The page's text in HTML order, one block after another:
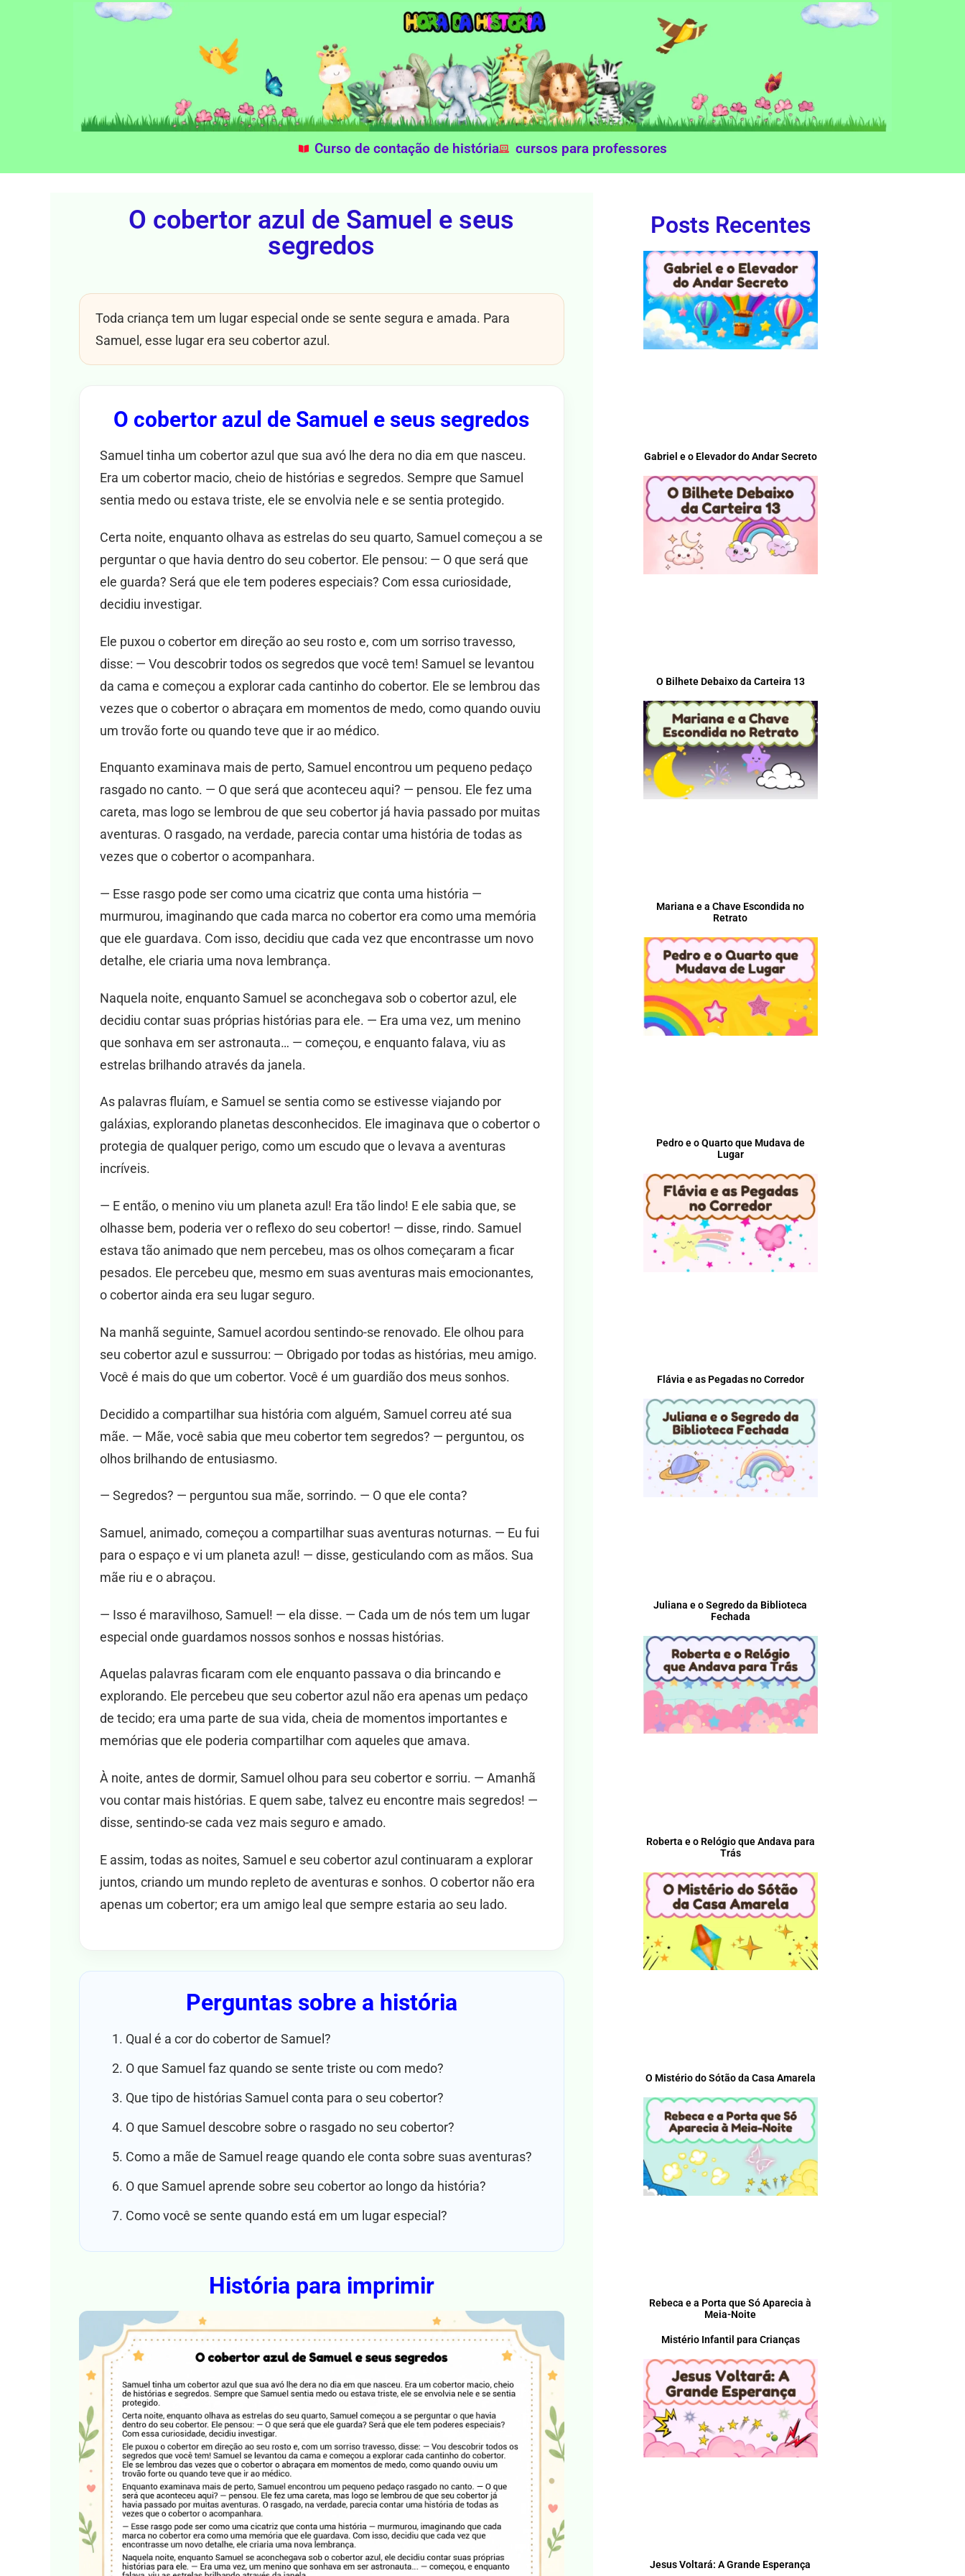
Curso de contação de história cursos para professores
O cobertor azul de Samuel e seus
segredos
Toda criança tem um lugar especial onde se sente segura e amada. Para
Samuel, esse lugar era seu cobertor azul.
O cobertor azul de Samuel e seus segredos
Samuel tinha um cobertor azul que sua avó lhe dera no dia em que nasceu.
Era um cobertor macio, cheio de histórias e segredos. Sempre que Samuel
sentia medo ou estava triste, ele se envolvia nele e se sentia protegido.
Certa noite, enquanto olhava as estrelas do seu quarto, Samuel começou a se
perguntar o que havia dentro do seu cobertor. Ele pensou: — O que será que
ele guarda? Será que ele tem poderes especiais? Com essa curiosidade,
decidiu investigar.
Ele puxou o cobertor em direção ao seu rosto e, com um sorriso travesso,
disse: — Vou descobrir todos os segredos que você tem! Samuel se levantou
da cama e começou a explorar cada cantinho do cobertor. Ele se lembrou das
vezes que o cobertor o abraçara em momentos de medo, como quando ouviu
um trovão forte ou quando teve que ir ao médico.
Enquanto examinava mais de perto, Samuel encontrou um pequeno pedaço
rasgado no canto. — O que será que aconteceu aqui? — pensou. Ele fez uma
careta, mas logo se lembrou de que seu cobertor já havia passado por muitas
aventuras. O rasgado, na verdade, parecia contar uma história de todas as
vezes que o cobertor o acompanhara.
— Esse rasgo pode ser como uma cicatriz que conta uma história —
murmurou, imaginando que cada marca no cobertor era como uma memória
que ele guardava. Com isso, decidiu que cada vez que encontrasse um novo
detalhe, ele criaria uma nova lembrança.
Naquela noite, enquanto Samuel se aconchegava sob o cobertor azul, ele
decidiu contar suas próprias histórias para ele. — Era uma vez, um menino
que sonhava em ser astronauta… — começou, e enquanto falava, viu as
estrelas brilhando através da janela.
As palavras fluíam, e Samuel se sentia como se estivesse viajando por
galáxias, explorando planetas desconhecidos. Ele imaginava que o cobertor o
protegia de qualquer perigo, como um escudo que o levava a aventuras
incríveis.
— E então, o menino viu um planeta azul! Era tão lindo! E ele sabia que, se
olhasse bem, poderia ver o reflexo do seu cobertor! — disse, rindo. Samuel
estava tão animado que nem percebeu, mas os olhos começaram a ficar
pesados. Ele percebeu que, mesmo em suas aventuras mais emocionantes,
o cobertor ainda era seu lugar seguro.
Na manhã seguinte, Samuel acordou sentindo-se renovado. Ele olhou para
seu cobertor azul e sussurrou: — Obrigado por todas as histórias, meu amigo.
Você é mais do que um cobertor. Você é um guardião dos meus sonhos.
Decidido a compartilhar sua história com alguém, Samuel correu até sua
mãe. — Mãe, você sabia que meu cobertor tem segredos? — perguntou, os
olhos brilhando de entusiasmo.
— Segredos? — perguntou sua mãe, sorrindo. — O que ele conta?
Samuel, animado, começou a compartilhar suas aventuras noturnas. — Eu fui
para o espaço e vi um planeta azul! — disse, gesticulando com as mãos. Sua
mãe riu e o abraçou.
— Isso é maravilhoso, Samuel! — ela disse. — Cada um de nós tem um lugar
especial onde guardamos nossos sonhos e nossas histórias.
Aquelas palavras ficaram com ele enquanto passava o dia brincando e
explorando. Ele percebeu que seu cobertor azul não era apenas um pedaço
de tecido; era uma parte de sua vida, cheia de momentos importantes e
memórias que ele poderia compartilhar com aqueles que amava.
À noite, antes de dormir, Samuel olhou para seu cobertor e sorriu. — Amanhã
vou contar mais histórias. E quem sabe, talvez eu encontre mais segredos! —
disse, sentindo-se cada vez mais seguro e amado.
E assim, todas as noites, Samuel e seu cobertor azul continuaram a explorar
juntos, criando um mundo repleto de aventuras e sonhos. O cobertor não era
apenas um cobertor; era um amigo leal que sempre estaria ao seu lado.
Perguntas sobre a história
Qual é a cor do cobertor de Samuel?
O que Samuel faz quando se sente triste ou com medo?
Que tipo de histórias Samuel conta para o seu cobertor?
O que Samuel descobre sobre o rasgado no seu cobertor?
Como a mãe de Samuel reage quando ele conta sobre suas aventuras?
O que Samuel aprende sobre seu cobertor ao longo da história?
Como você se sente quando está em um lugar especial?
História para imprimir
Posts Recentes
Gabriel e o Elevador do Andar Secreto
O Bilhete Debaixo da Carteira 13
Mariana e a Chave Escondida no
Retrato
Pedro e o Quarto que Mudava de
Lugar
Flávia e as Pegadas no Corredor
Juliana e o Segredo da Biblioteca
Fechada
Roberta e o Relógio que Andava para
Trás
O Mistério do Sótão da Casa Amarela
Rebeca e a Porta que Só Aparecia à
Meia-Noite
Mistério Infantil para Crianças
Jesus Voltará: A Grande Esperança